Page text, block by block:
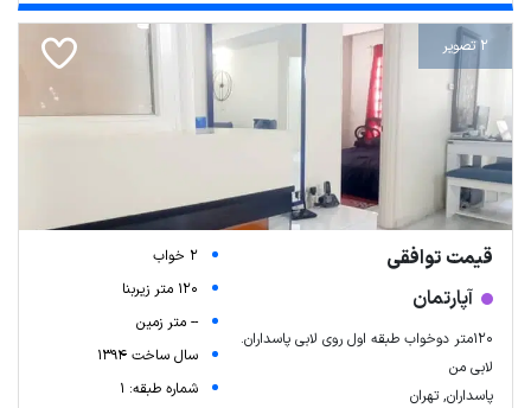
2 تصویر
قیمت توافقی
آپارتمان
120متر دوخواب طبقه اول روی لابی پاسداران.
لابی من
پاسداران, تهران
2 خواب
120 متر زیربنا
-- متر زمین
سال ساخت 1394
شماره طبقه: 1